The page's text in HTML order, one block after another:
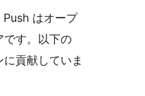
はオープ
です。以下の
貢献していま